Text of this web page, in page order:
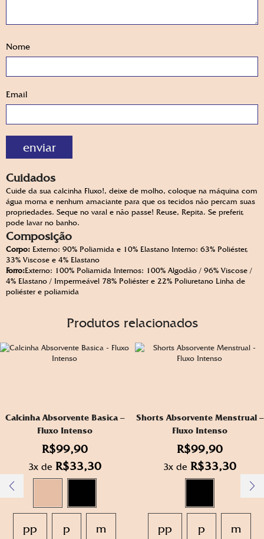
Nome
Email
Cuidados
Cuide da sua calcinha Fluxo!, deixe de molho, coloque na máquina com
água morna e nenhum amaciante para que os tecidos não percam suas
propriedades. Seque no varal e não passe! Reuse, Repita. Se preferir,
pode lavar no banho.
Composição
Corpo: Externo: 90% Poliamida e 10% Elastano Interno: 63% Poliéster,
33% Viscose e 4% Elastano
Forro:Externo: 100% Poliamida Internos: 100% Algodão / 96% Viscose /
4% Elastano / Impermeável 78% Poliéster e 22% Poliuretano Linha de
poliéster e poliamida
Produtos relacionados
Calcinha Absorvente Basica –
Fluxo Intenso
R$99,90
3x de R$33,30
pp p m
Shorts Absorvente Menstrual –
Fluxo Intenso
R$99,90
3x de R$33,30
pp p m